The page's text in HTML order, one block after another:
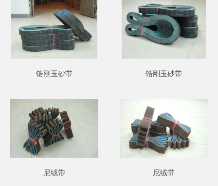
锆刚玉砂带 锆刚玉砂带
尼绒带 尼绒带